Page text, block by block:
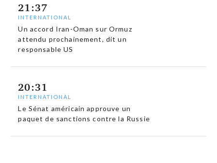
21:37
INTERNATIONAL
Un accord Iran-Oman sur Ormuz
attendu prochainement, dit un
responsable US
20:31
INTERNATIONAL
Le Sénat américain approuve un
paquet de sanctions contre la Russie